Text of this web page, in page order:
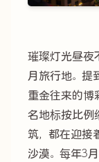
璀璨灯光昼夜
月旅行地。提
重金往来的博
名地标按比例
筑，都在迎接
沙漠。每年3